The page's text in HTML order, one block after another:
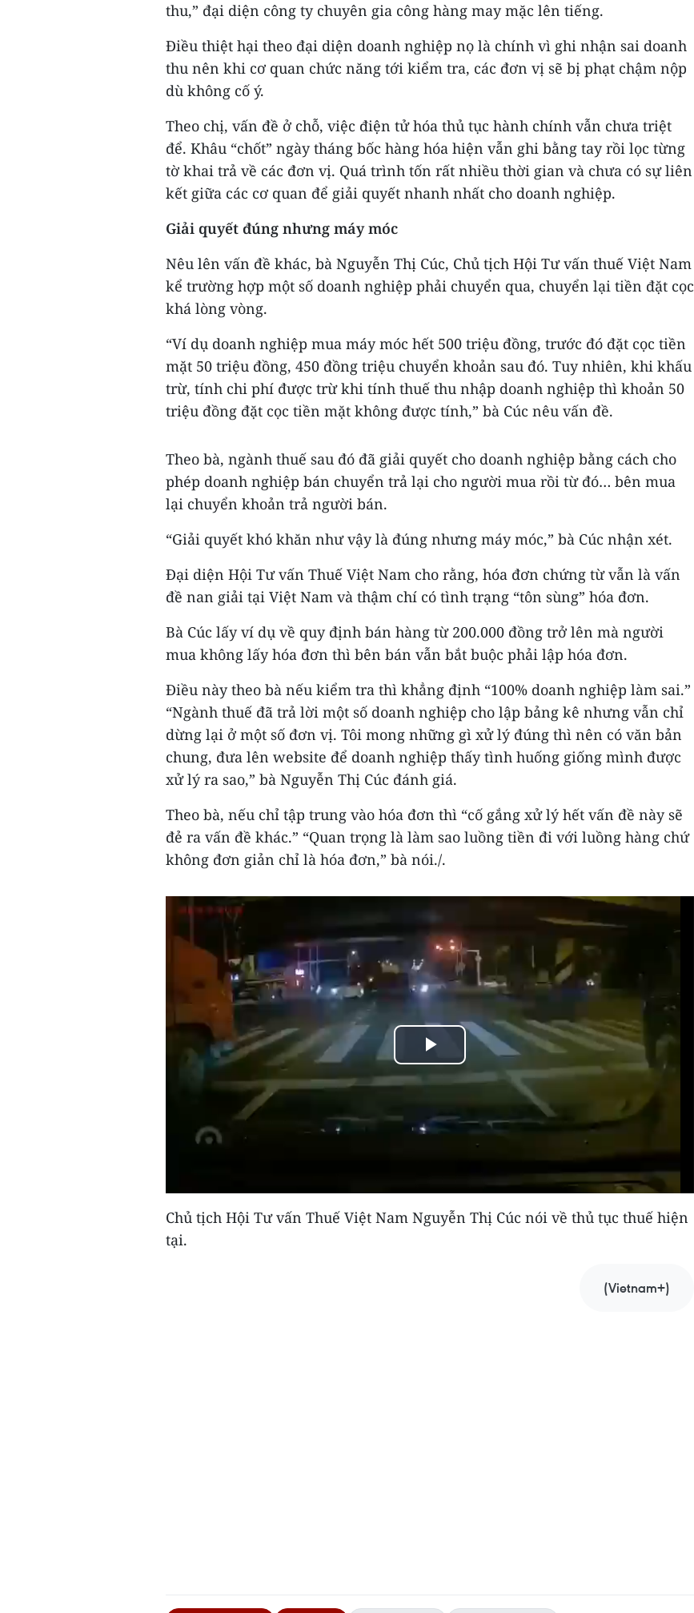
thu,” đại diện công ty chuyên gia công hàng may mặc lên tiếng.
Điều thiệt hại theo đại diện doanh nghiệp nọ là chính vì ghi nhận sai doanh
thu nên khi cơ quan chức năng tới kiểm tra, các đơn vị sẽ bị phạt chậm nộp
dù không cố ý.
Theo chị, vấn đề ở chỗ, việc điện tử hóa thủ tục hành chính vẫn chưa triệt
để. Khâu “chốt” ngày tháng bốc hàng hóa hiện vẫn ghi bằng tay rồi lọc từng
tờ khai trả về các đơn vị. Quá trình tốn rất nhiều thời gian và chưa có sự liên
kết giữa các cơ quan để giải quyết nhanh nhất cho doanh nghiệp.
Giải quyết đúng nhưng máy móc
Nêu lên vấn đề khác, bà Nguyễn Thị Cúc, Chủ tịch Hội Tư vấn thuế Việt Nam
kể trường hợp một số doanh nghiệp phải chuyển qua, chuyển lại tiền đặt cọc
khá lòng vòng.
“Ví dụ doanh nghiệp mua máy móc hết 500 triệu đồng, trước đó đặt cọc tiền
mặt 50 triệu đồng, 450 đồng triệu chuyển khoản sau đó. Tuy nhiên, khi khấu
trừ, tính chi phí được trừ khi tính thuế thu nhập doanh nghiệp thì khoản 50
triệu đồng đặt cọc tiền mặt không được tính,” bà Cúc nêu vấn đề.
Theo bà, ngành thuế sau đó đã giải quyết cho doanh nghiệp bằng cách cho
phép doanh nghiệp bán chuyển trả lại cho người mua rồi từ đó… bên mua
lại chuyển khoản trả người bán.
“Giải quyết khó khăn như vậy là đúng nhưng máy móc,” bà Cúc nhận xét.
Đại diện Hội Tư vấn Thuế Việt Nam cho rằng, hóa đơn chứng từ vẫn là vấn
đề nan giải tại Việt Nam và thậm chí có tình trạng “tôn sùng” hóa đơn.
Bà Cúc lấy ví dụ về quy định bán hàng từ 200.000 đồng trở lên mà người
mua không lấy hóa đơn thì bên bán vẫn bắt buộc phải lập hóa đơn.
Điều này theo bà nếu kiểm tra thì khẳng định “100% doanh nghiệp làm sai.”
“Ngành thuế đã trả lời một số doanh nghiệp cho lập bảng kê nhưng vẫn chỉ
dừng lại ở một số đơn vị. Tôi mong những gì xử lý đúng thì nên có văn bản
chung, đưa lên website để doanh nghiệp thấy tình huống giống mình được
xử lý ra sao,” bà Nguyễn Thị Cúc đánh giá.
Theo bà, nếu chỉ tập trung vào hóa đơn thì “cố gắng xử lý hết vấn đề này sẽ
đẻ ra vấn đề khác.” “Quan trọng là làm sao luồng tiền đi với luồng hàng chứ
không đơn giản chỉ là hóa đơn,” bà nói./.
Play
Chủ tịch Hội Tư vấn Thuế Việt Nam Nguyễn Thị Cúc nói về thủ tục thuế hiện
tại.
(Vietnam+)